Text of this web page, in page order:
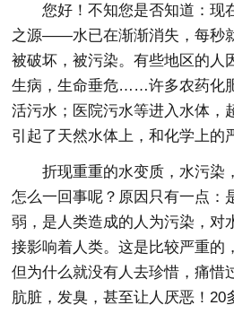
您好！不知您是否知道：现
之源——水已在渐渐消失，每秒
被破坏，被污染。有些地区的人
生病，生命垂危……许多农药化
活污水；医院污水等进入水体，
引起了天然水体上，和化学上的
折现重重的水变质，水污染
怎么一回事呢？原因只有一点：
弱，是人类造成的人为污染，对
接影响着人类。这是比较严重的
但为什么就没有人去珍惜，痛惜
肮脏，发臭，甚至让人厌恶！20